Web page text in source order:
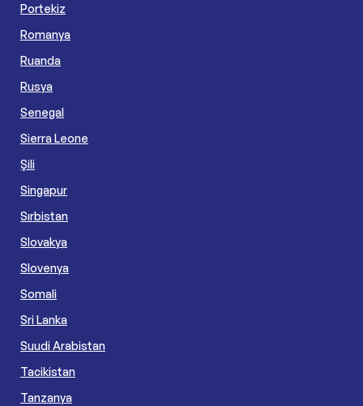
Portekiz
Romanya
Ruanda
Rusya
Senegal
Sierra Leone
Şili
Singapur
Sırbistan
Slovakya
Slovenya
Somali
Sri Lanka
Suudi Arabistan
Tacikistan
Tanzanya